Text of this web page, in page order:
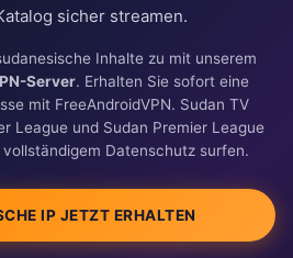
sicher streamen.
Inhalte zu mit unserem
Server. Erhalten Sie sofort eine
mit FreeAndroidVPN. Sudan TV
League und Sudan Premier League
Datenschutz surfen.
IP JETZT ERHALTEN